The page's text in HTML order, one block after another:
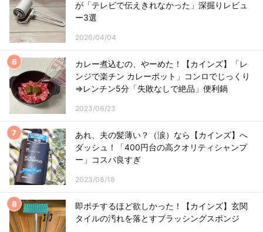
が「テレビで伝えきれなかった」深掘りレビュ
ー3選
2026/04/04
カレー煮込むの、やーめた！【カインズ】「レ
ンジで楽チン カレーポット」コンロでじっくり
⇒レンチン5分「失敗なしで絶品」便利鍋
2023/06/23
あれ、夫の髪薄い？（涙）なら【カインズ】へ
ダッシュ！「400円台の高クオリティシャンプ
ー」コスパ良すぎ
2023/08/18
即ポチするほど欲しかった！【カインズ】玄関
タイルの汚れを落とすブラッシングスポンジ